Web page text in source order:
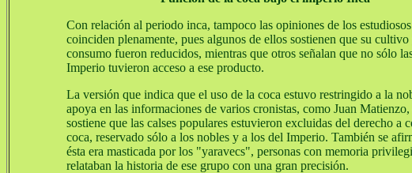
Con relación al periodo inca, tampoco las opiniones de los estudiosos
coinciden plenamente, pues algunos de ellos sostienen que su cultivo
consumo fueron reducidos, mientras que otros señalan que no sólo
Imperio tuvieron acceso a ese producto.
La versión que indica que el uso de la coca estuvo restringido a la
apoya en las informaciones de varios cronistas, como Juan Matienzo,
sostiene que las calses populares estuvieron excluidas del derecho a
coca, reservado sólo a los nobles y a los del Imperio. También se
ésta era masticada por los "yaravecs", personas con memoria
relataban la historia de ese grupo con una gran precisión.